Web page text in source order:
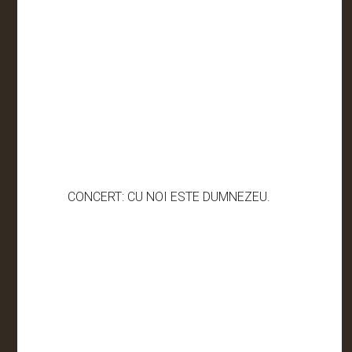
CONCERT: CU NOI ESTE DUMNEZEU.